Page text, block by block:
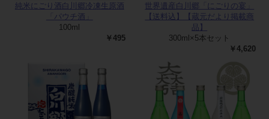
純米にごり酒白川郷冷凍生原酒
「パウチ酒」
100ml
￥495
世界遺産白川郷「にごりの宴」
【送料込】【蔵元だより掲載商
品】
300ml×5本セット
￥4,620